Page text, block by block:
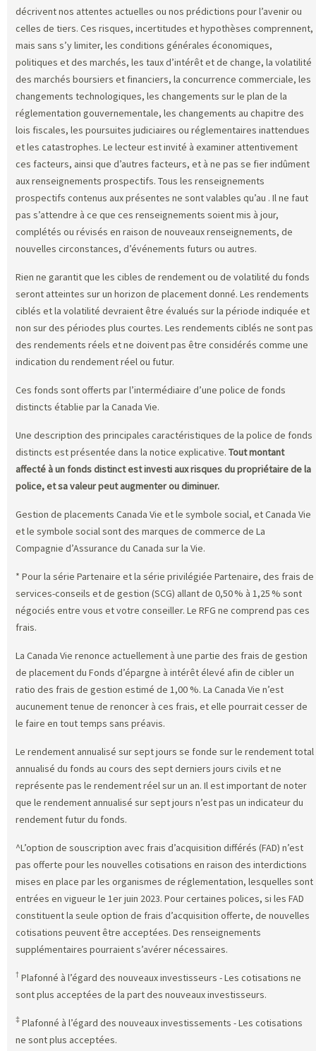
décrivent nos attentes actuelles ou nos prédictions pour l’avenir ou
celles de tiers. Ces risques, incertitudes et hypothèses comprennent,
mais sans s’y limiter, les conditions générales économiques,
politiques et des marchés, les taux d’intérêt et de change, la volatilité
des marchés boursiers et financiers, la concurrence commerciale, les
changements technologiques, les changements sur le plan de la
réglementation gouvernementale, les changements au chapitre des
lois fiscales, les poursuites judiciaires ou réglementaires inattendues
et les catastrophes. Le lecteur est invité à examiner attentivement
ces facteurs, ainsi que d’autres facteurs, et à ne pas se fier indûment
aux renseignements prospectifs. Tous les renseignements
prospectifs contenus aux présentes ne sont valables qu’au . Il ne faut
pas s’attendre à ce que ces renseignements soient mis à jour,
complétés ou révisés en raison de nouveaux renseignements, de
nouvelles circonstances, d’événements futurs ou autres.
Rien ne garantit que les cibles de rendement ou de volatilité du fonds
seront atteintes sur un horizon de placement donné. Les rendements
ciblés et la volatilité devraient être évalués sur la période indiquée et
non sur des périodes plus courtes. Les rendements ciblés ne sont pas
des rendements réels et ne doivent pas être considérés comme une
indication du rendement réel ou futur.
Ces fonds sont offerts par l’intermédiaire d’une police de fonds
distincts établie par la Canada Vie.
Une description des principales caractéristiques de la police de fonds
distincts est présentée dans la notice explicative. Tout montant
affecté à un fonds distinct est investi aux risques du propriétaire de la
police, et sa valeur peut augmenter ou diminuer.
Gestion de placements Canada Vie et le symbole social, et Canada Vie
et le symbole social sont des marques de commerce de La
Compagnie d’Assurance du Canada sur la Vie.
* Pour la série Partenaire et la série privilégiée Partenaire, des frais de
services-conseils et de gestion (SCG) allant de 0,50 % à 1,25 % sont
négociés entre vous et votre conseiller. Le RFG ne comprend pas ces
frais.
La Canada Vie renonce actuellement à une partie des frais de gestion
de placement du Fonds d’épargne à intérêt élevé afin de cibler un
ratio des frais de gestion estimé de 1,00 %. La Canada Vie n’est
aucunement tenue de renoncer à ces frais, et elle pourrait cesser de
le faire en tout temps sans préavis.
Le rendement annualisé sur sept jours se fonde sur le rendement total
annualisé du fonds au cours des sept derniers jours civils et ne
représente pas le rendement réel sur un an. Il est important de noter
que le rendement annualisé sur sept jours n’est pas un indicateur du
rendement futur du fonds.
^L’option de souscription avec frais d’acquisition différés (FAD) n’est
pas offerte pour les nouvelles cotisations en raison des interdictions
mises en place par les organismes de réglementation, lesquelles sont
entrées en vigueur le 1er juin 2023. Pour certaines polices, si les FAD
constituent la seule option de frais d’acquisition offerte, de nouvelles
cotisations peuvent être acceptées. Des renseignements
supplémentaires pourraient s’avérer nécessaires.
† Plafonné à l’égard des nouveaux investisseurs - Les cotisations ne
sont plus acceptées de la part des nouveaux investisseurs.
‡ Plafonné à l’égard des nouveaux investissements - Les cotisations
ne sont plus acceptées.